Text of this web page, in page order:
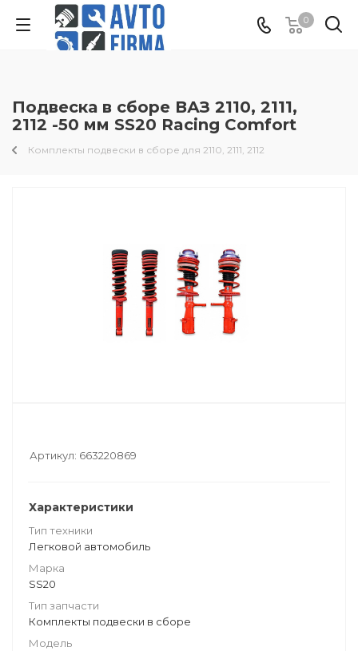
0
Подвеска в сборе ВАЗ 2110, 2111,
2112 -50 мм SS20 Racing Comfort
Комплекты подвески в сборе для 2110, 2111, 2112
Артикул: 663220869
Характеристики
Тип техники
Легковой автомобиль
Марка
SS20
Тип запчасти
Комплекты подвески в сборе
Модель